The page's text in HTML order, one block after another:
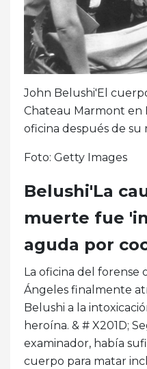
John Belushi'El
Chateau Marmont en
oficina después de su
Foto: Getty Images
Belushi'La
muerte fue
aguda por
La oficina del forense
Ángeles finalmente
Belushi a la
heroína. & # X201D;
examinador, había
cuerpo para matar